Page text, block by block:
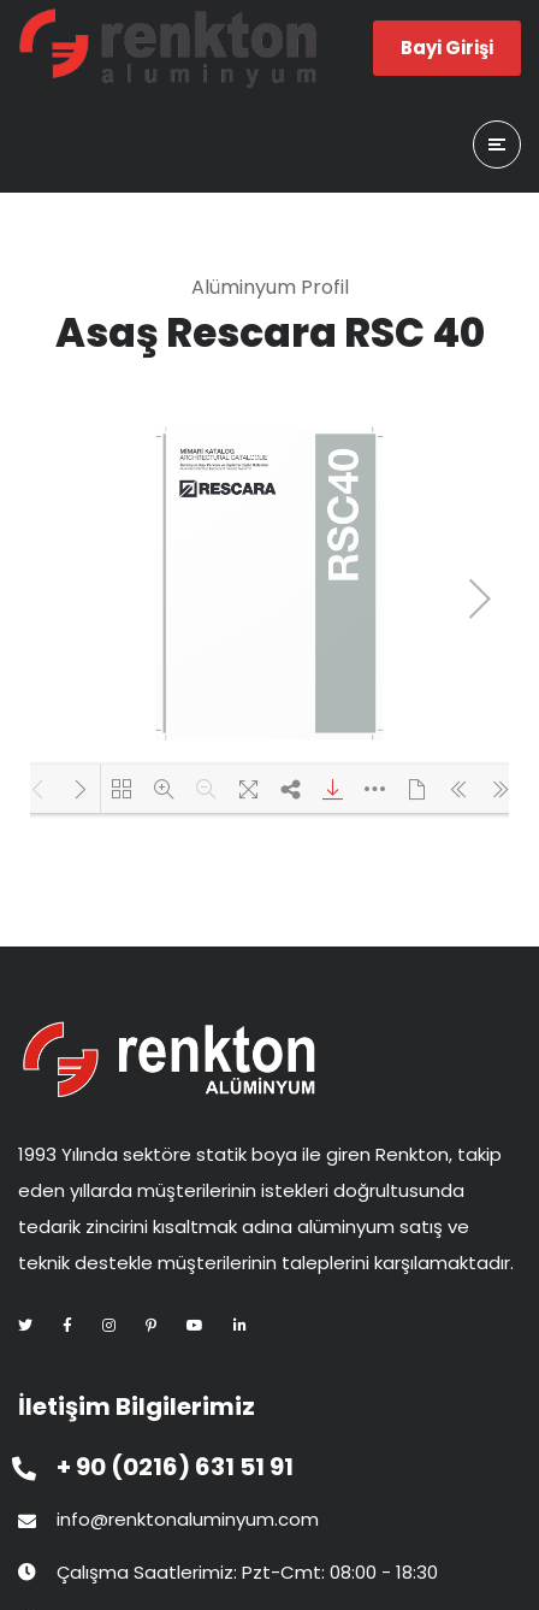
Bayi Girişi
Alüminyum Profil
Asaş Rescara RSC 40
1993 Yılında sektöre statik boya ile giren Renkton, takip
eden yıllarda müşterilerinin istekleri doğrultusunda
tedarik zincirini kısaltmak adına alüminyum satış ve
teknik destekle müşterilerinin taleplerini karşılamaktadır.
İletişim Bilgilerimiz
+ 90 (0216) 631 51 91
info@renktonaluminyum.com
Çalışma Saatlerimiz: Pzt-Cmt: 08:00 - 18:30